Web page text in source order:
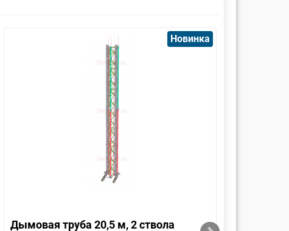
Новинка
Дымовая труба 20,5 м, 2 ствола